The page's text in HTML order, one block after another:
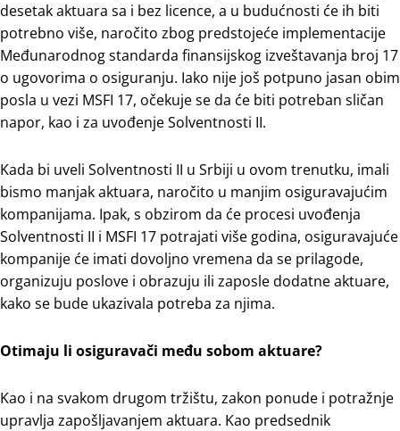
desetak aktuara sa i bez licence, a u budućnosti će ih biti
potrebno više, naročito zbog predstojeće implementacije
Međunarodnog standarda finansijskog izveštavanja broj 17
o ugovorima o osiguranju. Iako nije još potpuno jasan obim
posla u vezi MSFI 17, očekuje se da će biti potreban sličan
napor, kao i za uvođenje Solventnosti II.
Kada bi uveli Solventnosti II u Srbiji u ovom trenutku, imali
bismo manjak aktuara, naročito u manjim osiguravajućim
kompanijama. Ipak, s obzirom da će procesi uvođenja
Solventnosti II i MSFI 17 potrajati više godina, osiguravajuće
kompanije će imati dovoljno vremena da se prilagode,
organizuju poslove i obrazuju ili zaposle dodatne aktuare,
kako se bude ukazivala potreba za njima.
Otimaju li osiguravači među sobom aktuare?
Kao i na svakom drugom tržištu, zakon ponude i potražnje
upravlja zapošljavanjem aktuara. Kao predsednik